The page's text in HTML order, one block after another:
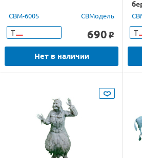
CBM-6005 СВМодель
Т 690 o
Нет в наличии
Т